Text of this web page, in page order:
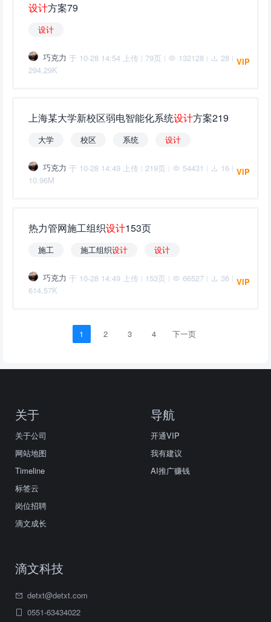
设计方案79
设计
巧克力 于 10-28 14:54 上传 | 79页 | 132128 | 28 |
294.29K
VIP
上海某大学新校区弱电智能化系统设计方案219
大学 校区 系统 设计
巧克力 于 10-28 14:49 上传 | 219页 | 54431 | 16 |
10.96M
VIP
热力管网施工组织设计153页
施工 施工组织设计 设计
巧克力 于 10-28 14:49 上传 | 153页 | 66527 | 36 |
614.57K
VIP
1 2 3 4 下一页
关于
关于公司
网站地图
Timeline
标签云
岗位招聘
滴文成长
导航
开通VIP
我有建议
AI推广赚钱
滴文科技
detxt@detxt.com
0551-63434022